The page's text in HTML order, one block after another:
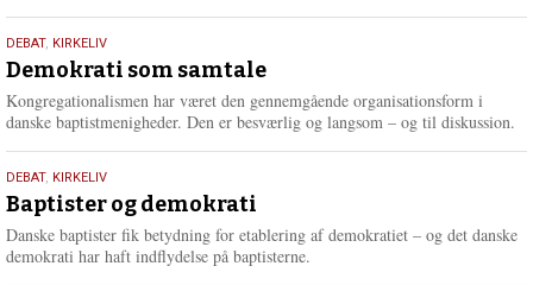
18.
maj
2026
DEBAT, KIRKELIV
Demokrati som samtale
Kongregationalismen har været den gennemgående organisationsform i
danske baptistmenigheder. Den er besværlig og langsom – og til diskussion.
18.
maj
2026
DEBAT, KIRKELIV
Baptister og demokrati
Danske baptister fik betydning for etablering af demokratiet – og det danske
demokrati har haft indflydelse på baptisterne.